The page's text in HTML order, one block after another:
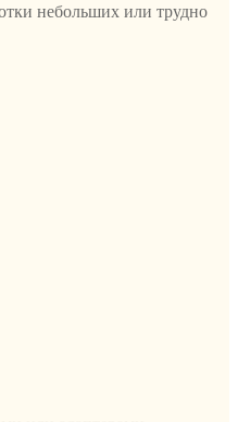
небольших или трудно